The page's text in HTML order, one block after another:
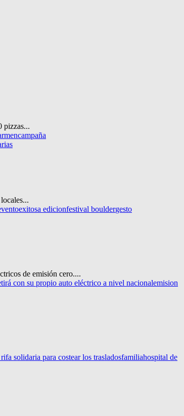
pizzas...
campaña
exitosa edicionfestival bouldergesto
de emisión cero....
con su propio auto eléctrico a nivel nacionalemision
solidaria para costear los trasladosfamiliahospital de